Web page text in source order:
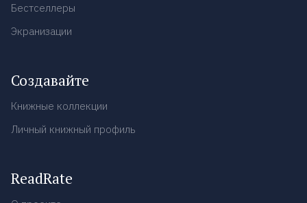
Бестселлеры
Экранизации
Создавайте
Книжные коллекции
Личный книжный профиль
ReadRate